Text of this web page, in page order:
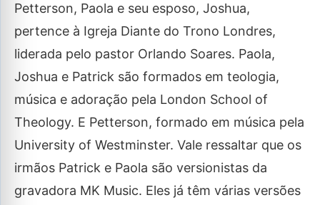
Petterson, Paola e seu esposo, Joshua,
pertence à Igreja Diante do Trono Londres,
liderada pelo pastor Orlando Soares. Paola,
Joshua e Patrick são formados em teologia,
música e adoração pela London School of
Theology. E Petterson, formado em música pela
University of Westminster. Vale ressaltar que os
irmãos Patrick e Paola são versionistas da
gravadora MK Music. Eles já têm várias versões